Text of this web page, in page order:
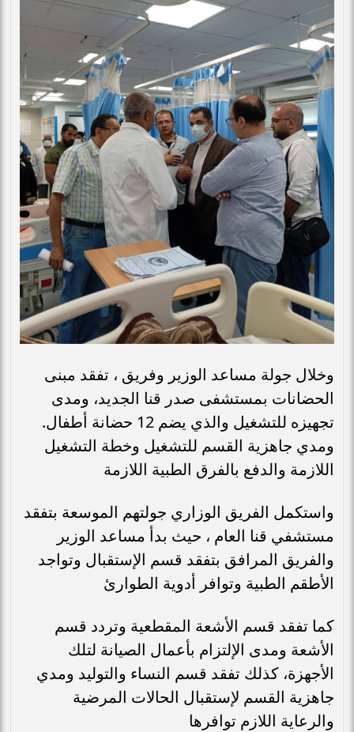
وخلال جولة مساعد الوزير وفريق ، تفقد مبنى
الحضانات بمستشفى صدر قنا الجديد، ومدى
تجهيزه للتشغيل والذي يضم 12 حضانة أطفال.
ومدي جاهزية القسم للتشغيل وخطة التشغيل
اللازمة والدفع بالفرق الطبية اللازمة
واستكمل الفريق الوزاري جولتهم الموسعة بتفقد
مستشفي قنا العام ، حيث بدأ مساعد الوزير
والفريق المرافق بتفقد قسم الإستقبال وتواجد
الأطقم الطبية وتوافر أدوية الطوارئ
كما تفقد قسم الأشعة المقطعية وتردد قسم
الأشعة ومدى الإلتزام بأعمال الصيانة لتلك
الأجهزة، كذلك تفقد قسم النساء والتوليد ومدي
جاهزية القسم لإستقبال الحالات المرضية
والرعاية اللازم توافرها